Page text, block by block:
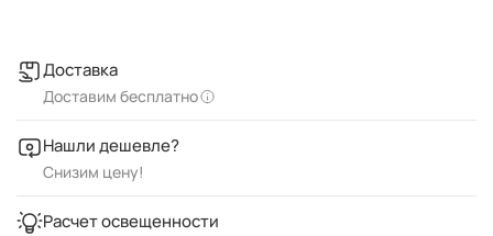
Доставка
Доставим бесплатно
Нашли дешевле?
Снизим цену!
Расчет освещенности